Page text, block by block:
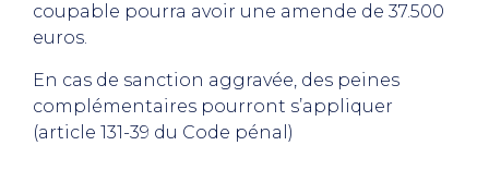
coupable pourra avoir une amende de 37.500
euros.
En cas de sanction aggravée, des peines
complémentaires pourront s’appliquer
(article 131-39 du Code pénal)